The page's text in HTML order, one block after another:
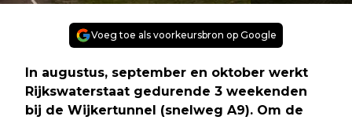
Voeg toe als voorkeursbron op Google
In augustus, september en oktober werkt
Rijkswaterstaat gedurende 3 weekenden
bij de Wijkertunnel (snelweg A9). Om de